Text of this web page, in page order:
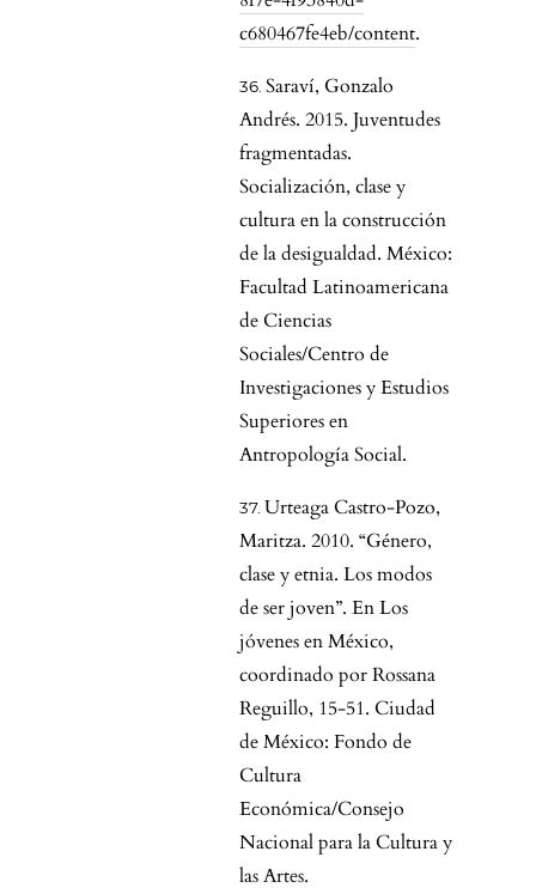
c680467fe4eb/content.
Saraví, Gonzalo
Andrés. 2015. Juventudes
fragmentadas.
Socialización, clase y
cultura en la construcción
de la desigualdad. México:
Facultad Latinoamericana
de Ciencias
Sociales/Centro de
Investigaciones y Estudios
Superiores en
Antropología Social.
Urteaga Castro-Pozo,
Maritza. 2010. “Género,
clase y etnia. Los modos
de ser joven”. En Los
jóvenes en México,
coordinado por Rossana
Reguillo, 15-51. Ciudad
de México: Fondo de
Cultura
Económica/Consejo
Nacional para la Cultura y
las Artes.